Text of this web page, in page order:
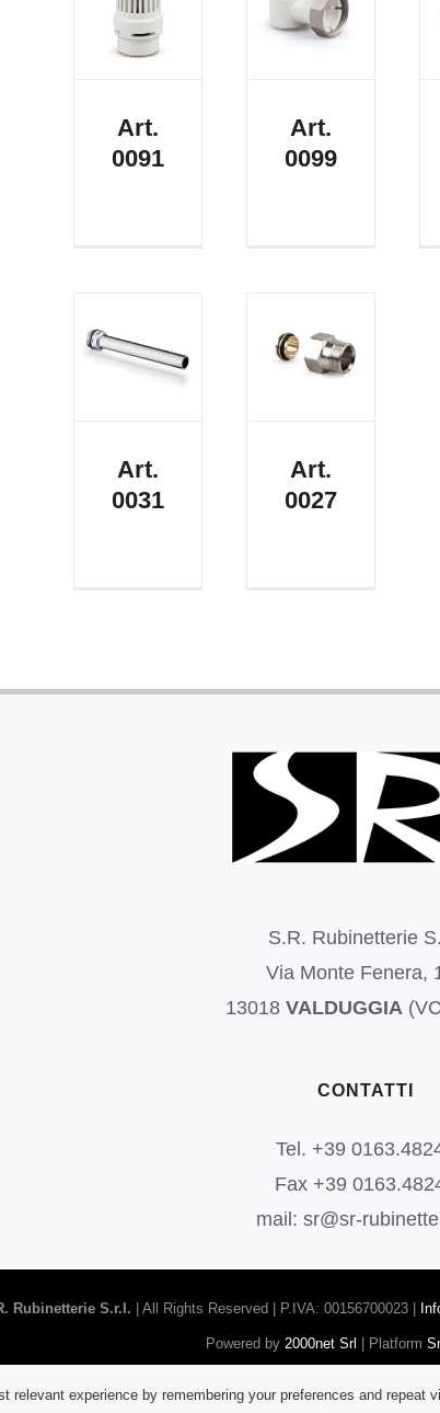
Art.
0091
Art.
0099
Art.
0031
Art.
0027
S.R. Rubinetterie
Via Monte Fenera,
13018 VALDUGGIA
CONTATTI
Tel. +39
Fax +39
mail: sr@sr-
Rubinetterie S.r.l. | All Rights Reserved | P.IVA: 00156700023 |
Powered by 2000net Srl | Platform
Facebook
relevant experience by remembering your preferences and repeat